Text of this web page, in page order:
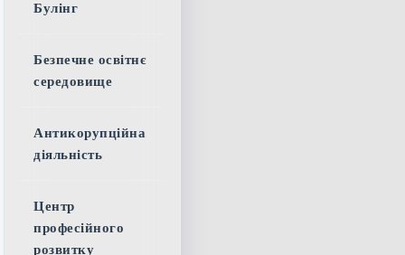
Булінг
Безпечне освітнє
середовище
Антикорупційна
діяльність
Центр
професійного
розвитку